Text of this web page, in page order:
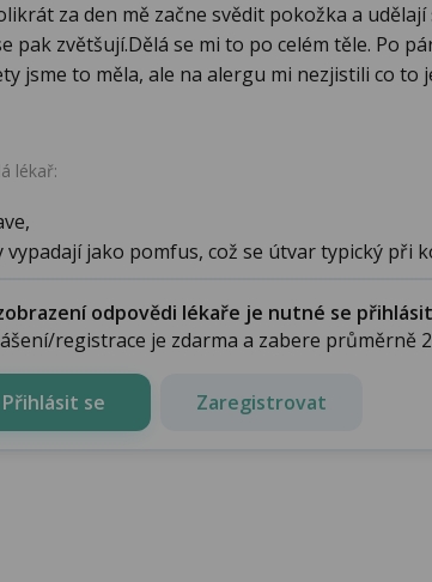
za den mě začne svědit pokožka a udělají
pak zvětšují.Dělá se mi to po celém těle. Po
jsme to měla, ale na alergu mi nezjistili co to
lékař:
vypadají jako pomfus, což se útvar typický při
odpovědi lékaře je nutné se
registrace je zdarma a zabere průměrně
Přihlásit se Zaregistrovat